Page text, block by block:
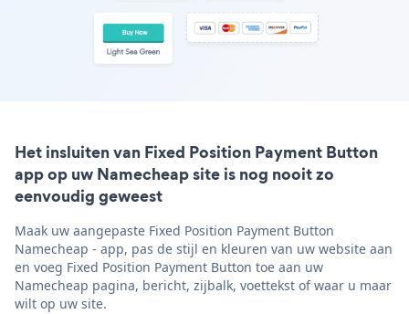
Het insluiten van Fixed Position Payment Button
app op uw Namecheap site is nog nooit zo
eenvoudig geweest
Maak uw aangepaste Fixed Position Payment Button
Namecheap - app, pas de stijl en kleuren van uw website aan
en voeg Fixed Position Payment Button toe aan uw
Namecheap pagina, bericht, zijbalk, voettekst of waar u maar
wilt op uw site.